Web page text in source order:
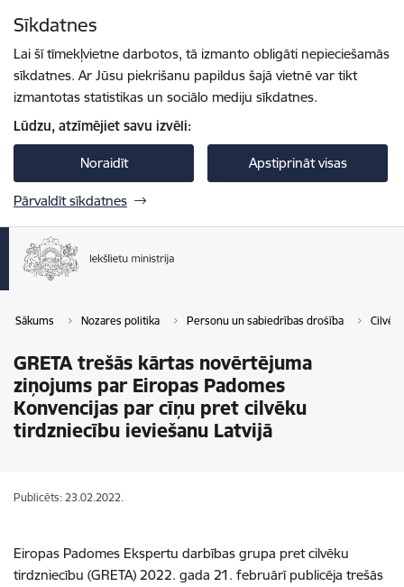
Sīkdatnes
Lai šī tīmekļvietne darbotos, tā izmanto obligāti nepieciešamās
sīkdatnes. Ar Jūsu piekrišanu papildus šajā vietnē var tikt
izmantotas statistikas un sociālo mediju sīkdatnes.
Lūdzu, atzīmējiet savu izvēli:
Noraidīt Apstiprināt visas
Pārvaldīt sīkdatnes
Sākums Nozares politika Personu un sabiedrības drošība
GRETA trešās kārtas novērtējuma
ziņojums par Eiropas Padomes
Konvencijas par cīņu pret cilvēku
tirdzniecību ieviešanu Latvijā
Publicēts: 23.02.2022.
Eiropas Padomes Ekspertu darbības grupa pret cilvēku
tirdzniecību (GRETA) 2022. gada 21. februārī publicēja trešās